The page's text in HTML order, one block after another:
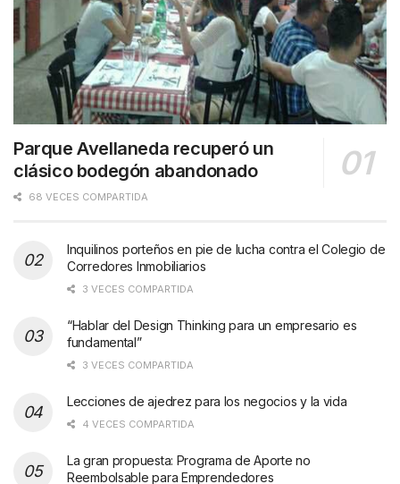
Parque Avellaneda recuperó un
clásico bodegón abandonado
68 VECES COMPARTIDA
Inquilinos porteños en pie de lucha contra el Colegio de
Corredores Inmobiliarios
3 VECES COMPARTIDA
“Hablar del Design Thinking para un empresario es
fundamental”
3 VECES COMPARTIDA
Lecciones de ajedrez para los negocios y la vida
4 VECES COMPARTIDA
La gran propuesta: Programa de Aporte no
Reembolsable para Emprendedores